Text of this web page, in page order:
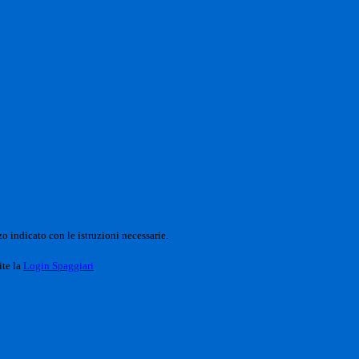
indicato con le istruzioni necessarie.
la Login Spaggiari